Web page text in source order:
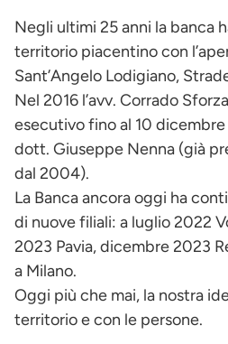
Negli ultimi 25 anni la banca
territorio piacentino con
Sant’Angelo Lodigiano,
Nel 2016 l’avv. Corrado
esecutivo fino al 10
dott. Giuseppe Nenna (già
dal 2004).
La Banca ancora oggi ha
di nuove filiali: a luglio 2022
2023 Pavia, dicembre 2023
a Milano.
Oggi più che mai, la nostra
territorio e con le persone.